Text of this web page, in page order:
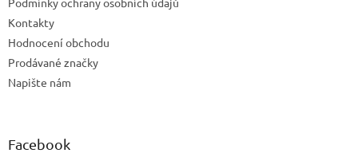
Kontakty
Hodnocení obchodu
Prodávané značky
Napište nám
Facebook